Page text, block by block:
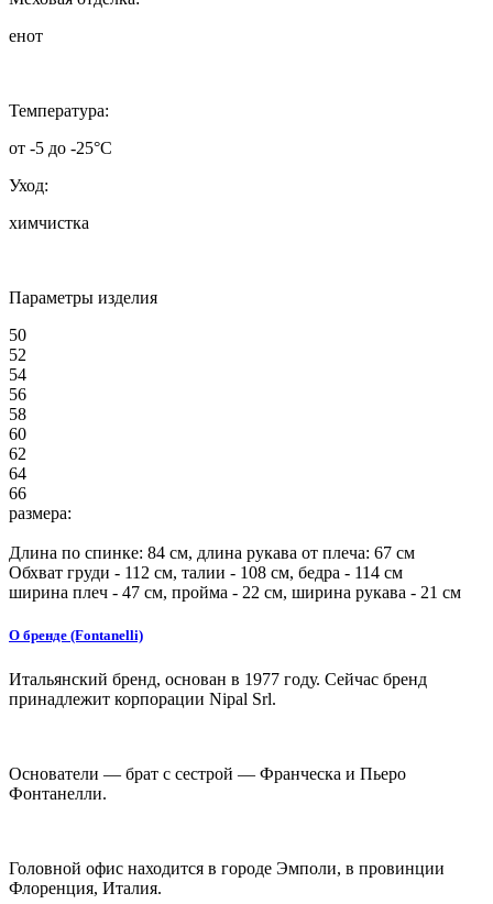
енот
Температура:
от -5 до -25°C
Уход:
химчистка
Параметры изделия
50
52
54
56
58
60
62
64
66
размера:
Длина по спинке: 84 см, длина рукава от плеча: 67 см
Обхват груди - 112 см, талии - 108 см, бедра - 114 см
ширина плеч - 47 см, пройма - 22 см, ширина рукава - 21 см
О бренде (Fontanelli)
Итальянский бренд, основан в 1977 году. Сейчас бренд
принадлежит корпорации Nipal Srl.
Основатели — брат с сестрой — Франческа и Пьеро
Фонтанелли.
Головной офис находится в городе Эмполи, в провинции
Флоренция, Италия.